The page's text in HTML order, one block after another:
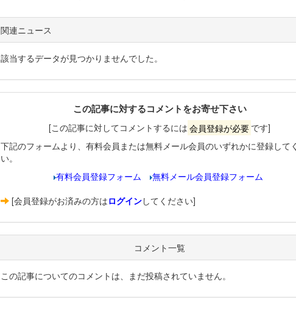
関連ニュース
該当するデータが見つかりませんでした。
この記事に対するコメントをお寄せ下さい
[この記事に対してコメントするには 会員登録が必要 です]
下記のフォームより、有料会員または無料メール会員のいずれかに登録して
い。
有料会員登録フォーム
無料メール会員登録フォーム
[会員登録がお済みの方はログインしてください]
コメント一覧
この記事についてのコメントは、まだ投稿されていません。